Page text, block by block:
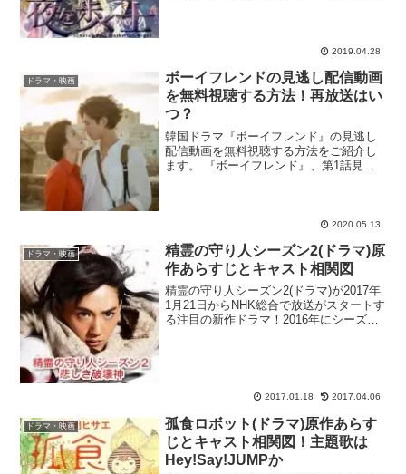
2019.04.28
ドラマ・映画
ボーイフレンドの見逃し配信動画
を無料視聴する方法！再放送はい
つ？
韓国ドラマ『ボーイフレンド』の見逃し
配信動画を無料視聴する方法をご紹介し
ます。 『ボーイフレンド』、第1話見逃
2020.05.13
ドラマ・映画
精霊の守り人シーズン2(ドラマ)原
作あらすじとキャスト相関図
精霊の守り人シーズン2(ドラマ)が2017年
1月21日からNHK総合で放送がスタートす
る注目の新作ドラマ！2016年にシーズン1
2017.01.18 2017.04.06
ドラマ・映画
孤食ロボット(ドラマ)原作あらす
じとキャスト相関図！主題歌は
Hey!Say!JUMPか